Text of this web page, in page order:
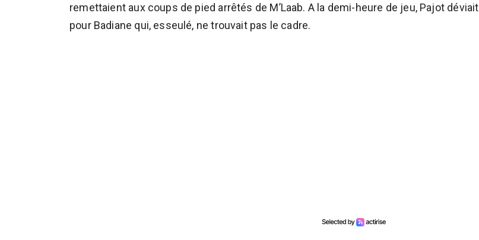
remettaient aux coups de pied arrêtés de M’Laab. A la demi-heure de jeu, Pajot déviait
pour Badiane qui, esseulé, ne trouvait pas le cadre.